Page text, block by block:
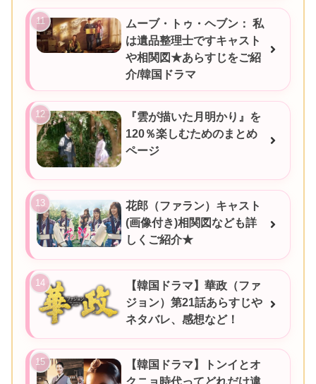
ムーブ・トゥ・ヘブン： 私
は遺品整理士ですキャスト
や相関図★あらすじをご紹
介/韓国ドラマ
『雲が描いた月明かり』を
120％楽しむためのまとめ
ページ
花郎（ファラン）キャスト
(画像付き)相関図なども詳
しくご紹介★
【韓国ドラマ】華政（ファ
ジョン）第21話あらすじや
ネタバレ、感想など！
【韓国ドラマ】トンイとオ